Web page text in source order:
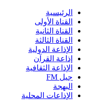
الرئيسية
القناة الأولى
القناة الثانية
القناة الثالثة
الإذاعة الدولية
إذاعة القرآن
الإذاعة الثقافية
جيل FM
البهجة
الإذاعات المحلية